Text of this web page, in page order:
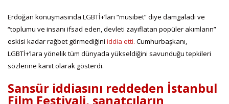
Erdoğan konuşmasında LGBTİ+’ları “musibet” diye damgaladı ve
“toplumu ve insanı ifsad eden, devleti zayıflatan popüler akımların”
eskisi kadar rağbet görmediğini iddia etti. Cumhurbaşkanı,
LGBTİ+’lara yönelik tüm dünyada yükseldiğini savunduğu tepkileri
sözlerine kanıt olarak gösterdi.
Sansür iddiasını reddeden İstanbul
Film Festivali, sanatçıların